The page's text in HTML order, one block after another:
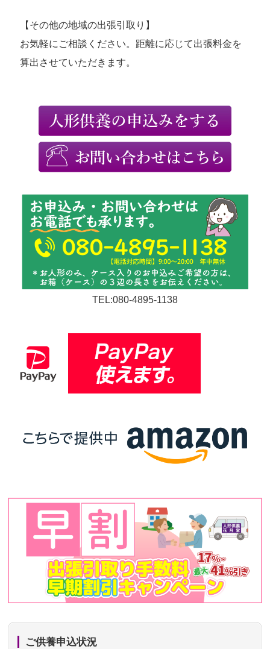
【その他の地域の出張引取り】
お気軽にご相談ください。距離に応じて出張料金を
算出させていただきます。
TEL:080-4895-1138
ご供養申込状況